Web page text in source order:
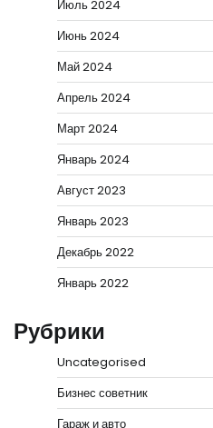
Июль 2024
Июнь 2024
Май 2024
Апрель 2024
Март 2024
Январь 2024
Август 2023
Январь 2023
Декабрь 2022
Январь 2022
Рубрики
Uncategorised
Бизнес советник
Гараж и авто